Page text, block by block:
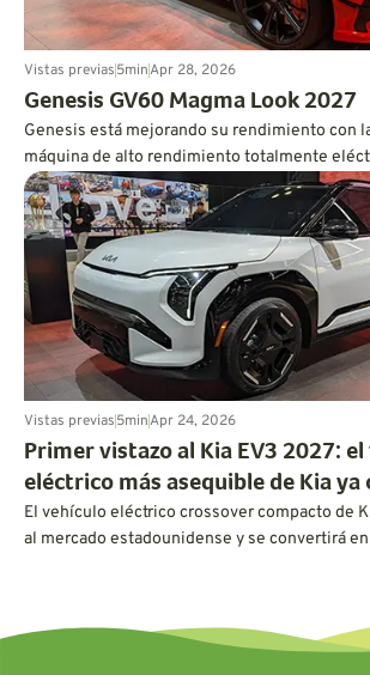
Vistas previas5minApr 28, 2026
Genesis GV60 Magma Look 2027
Genesis está mejorando su rendimiento con
máquina de alto rendimiento totalmente
caballos de fuerza y credenciales de pista.
Vistas previas5minApr 24, 2026
Primer vistazo al Kia EV3 2027:
eléctrico más asequible de Kia ya
El vehículo eléctrico crossover compacto de
al mercado estadounidense y se convertirá